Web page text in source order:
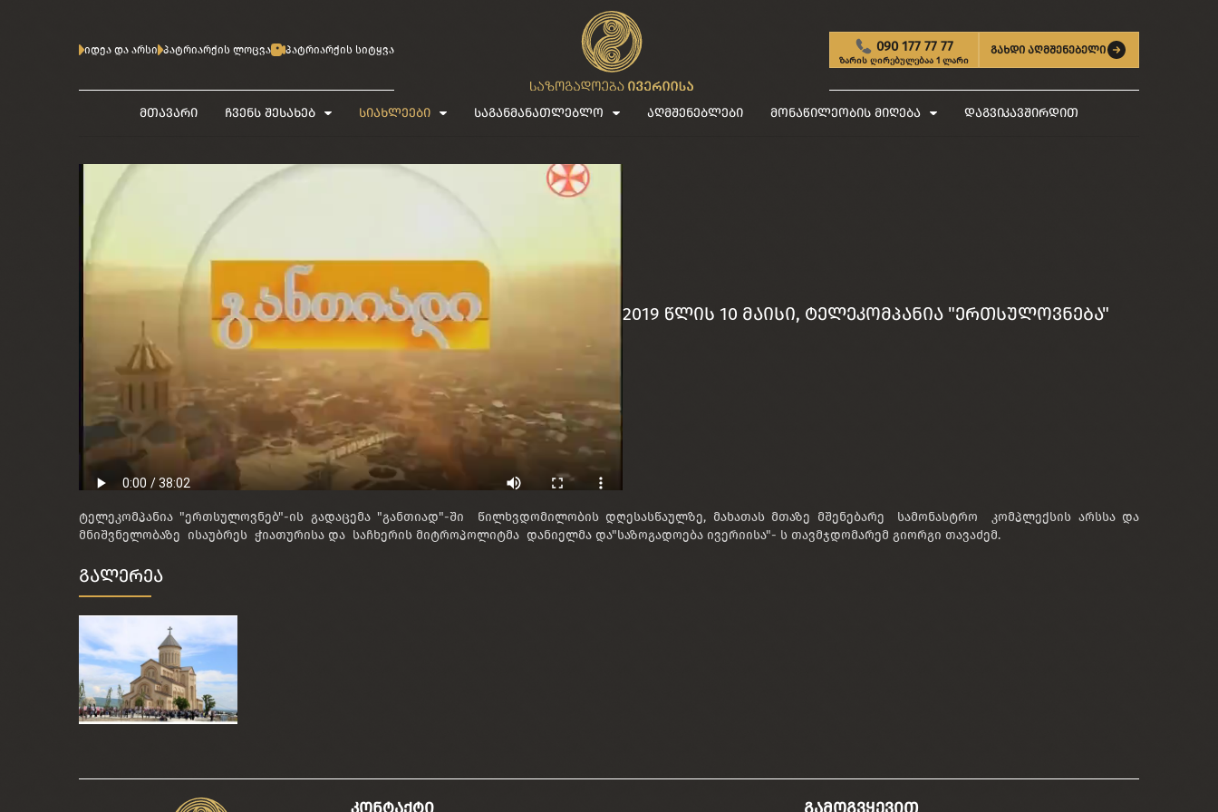
იდეა და არსი პატრიარქის ლოცვა პატრიარქის სიტყვა 090 177 77 77
ზარის ღირებულებაა 1 ლარი
გახდი აღმშენებელი
მთავარი ჩვენს შესახებ სიახლეები საგანმანათლებლო აღმშენებლები მონაწილეობის მიღება დაგვიკავშირდით
2019 წლის 10 მაისი, ტელეკომპანია "ერთსულოვნება"
ტელეკომპანია "ერთსულოვნებ"-ის გადაცემა "განთიად"-ში წილხვდომილობის დღესასწაულზე, მახათას მთაზე მშენებარე სამონასტრო კომპლექსის არსსა და
მნიშვნელობაზე ისაუბრეს ჭიათურისა და საჩხერის მიტროპოლიტმა დანიელმა და"საზოგადოება ივერიისა"- ს თავმჯდომარემ გიორგი თავაძემ.
გალერეა
კონტაქტი გამოგვყევით